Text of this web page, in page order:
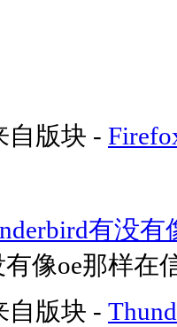
自版块 -
有没
像oe那样在
自版块 -